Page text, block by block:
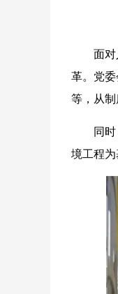
面对人
革。党
等，从制
同时，
境工程